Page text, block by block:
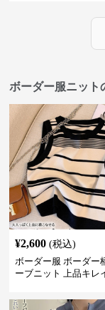
ボーダー服ニット
¥2,600 (税込)
ボーダー服 ボーダー
ーブニット 上品キレ